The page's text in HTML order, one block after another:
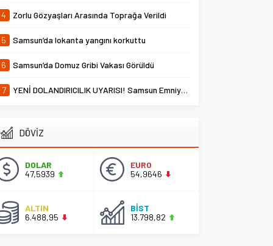
4 Zorlu Gözyaşları Arasında Toprağa Verildi
5 Samsun’da lokanta yangını korkuttu
6 Samsun’da Domuz Gribi Vakası Görüldü
7 YENİ DOLANDIRICILIK UYARISI! Samsun Emniyet Müdürlüğü Uyardı
DÖVİZ
DOLAR
47,5939
EURO
54,9646
ALTIN
6.488,95
BİST
13.798,82